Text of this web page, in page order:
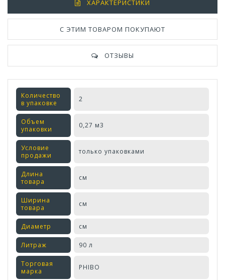
ХАРАКТЕРИСТИКИ
С ЭТИМ ТОВАРОМ ПОКУПАЮТ
ОТЗЫВЫ
Количество
в упаковке
2
Объем
упаковки
0,27 м3
Условие
продажи
только упаковками
Длина
товара
см
Ширина
товара
см
Диаметр см
Литраж 90 л
Торговая
марка
PHIBO